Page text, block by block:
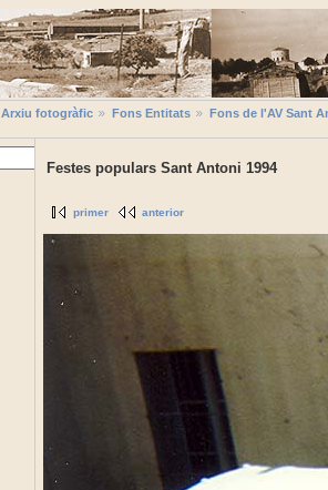
Arxiu fotogràfic Fons Entitats
Fons de l'AV Sant
Festes populars Sant Antoni 1994
primer anterior